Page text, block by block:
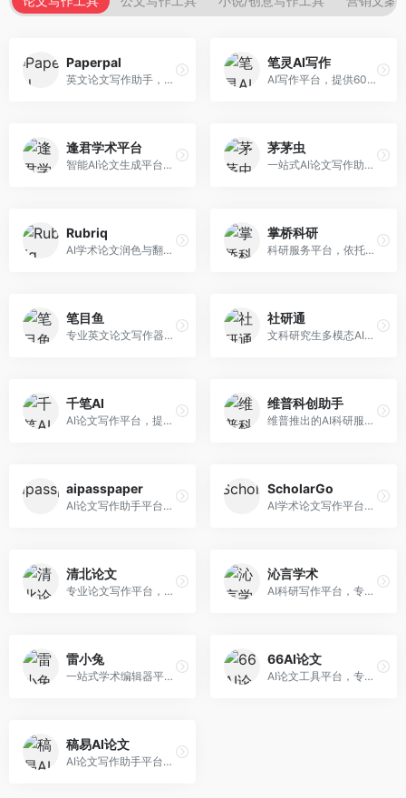
Paperpal
英文论文写作助手，专注于学术英语润色。面向需要发表国际期刊的研究者，提供语法检查、学术表达优化、格式规范等服务，英语表达地道专业。
笔灵AI写作
AI写作平台，提供600+写作模板。面向学生、职场人士和内容创作者，支持论文、公文、营销文案等多种文体，模板丰富，一键生成，写作效率大幅提升。
逢君学术平台
智能AI论文生成平台，支持查重检测。面向高校学生和研究人员，提供论文选题、内容生成、查重修改等一站式服务，学术写作流程完整。
茅茅虫
一站式AI论文写作助手，覆盖学术写作全场景。面向高校学生和科研人员，提供开题报告、文献综述、论文正文等写作服务，支持多学科多类型论文，操作简便。
Rubriq
AI学术论文润色与翻译平台。面向国际期刊投稿者，提供论文润色、翻译、格式调整等服务，支持多语言，学术表达专业规范。
掌桥科研
科研服务平台，依托3亿+真实文献数据库。面向学术研究者和学生，提供文献检索、论文写作、科研数据分析等服务，文献资源丰富，学术支持专业。
笔目鱼
专业英文论文写作器，支持学术论文全流程。面向留学生和国际期刊投稿者，提供英文论文撰写、润色、格式调整等服务，学术英语表达规范。
社研通
文科研究生多模态AI学术写作平台。面向文科研究生和社科研究者，提供文献综述、理论分析、定性研究辅助等服务，文科研究方法论支持完善。
千笔AI
AI论文写作平台，提供无限改稿服务。面向高校学生和学术研究者，支持论文选题、大纲生成、内容撰写、查重修改等全流程服务，改稿次数不限，服务质量有保障。
维普科创助手
维普推出的AI科研服务平台，整合学术资源与智能写作。面向科研人员和高校师生，提供文献检索、论文写作、查重检测等一站式服务，学术资源权威可靠。
aipasspaper
AI论文写作助手平台，提供智能化的学术写作支持。面向大学生和研究人员，支持多种学科论文生成，提供参考文献管理和格式规范服务，写作效率高。
ScholarGo
AI学术论文写作平台，专注于理工科领域的逻辑构建。面向理工科研究生和科研工作者，提供公式编辑、数据分析、论文结构优化等服务，理工科写作逻辑严谨。
清北论文
专业论文写作平台，依托高校学术资源。面向本科生和研究生，提供论文指导、写作辅助、查重检测等服务，学术规范性强，适合追求高质量论文的用户。
沁言学术
AI科研写作平台，专注于学术研究辅助。面向研究生和科研工作者，提供文献分析、研究方法指导、论文撰写等服务，学术资源丰富，研究支持全面。
雷小兔
一站式学术编辑器平台，覆盖论文写作全流程。面向高校学生和科研人员，提供选题分析、文献检索、论文生成、查重降重等服务，操作流程清晰，学术写作效率显著提升。
66AI论文
AI论文工具平台，专注于高质量低查重论文生成。面向大学生和研究生，提供论文写作、降重修改等服务，生成内容原创度高，查重率低。
稿易AI论文
AI论文写作助手平台，提供智能化学术写作支持。面向高校学生，支持多种论文类型生成，提供参考文献管理和格式规范服务，操作流程简单。